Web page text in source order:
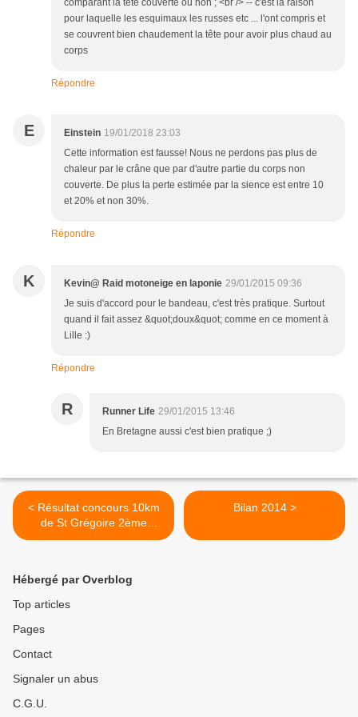
comparant la tête couverte ou non ; <br /> -- c'est la raison
pour laquelle les esquimaux les russes etc ... l'ont compris et
se couvrent bien chaudement la tête pour avoir plus chaud au
corps
Répondre
E Einstein 19/01/2018 23:03
Cette information est fausse! Nous ne perdons pas plus de
chaleur par le crâne que par d'autre partie du corps non
couverte. De plus la perte estimée par la sience est entre 10
et 20% et non 30%.
Répondre
K Kevin@ Raid motoneige en laponie 29/01/2015 09:36
Je suis d'accord pour le bandeau, c'est très pratique. Surtout
quand il fait assez &quot;doux&quot; comme en ce moment à
Lille :)
Répondre
R Runner Life 29/01/2015 13:46
En Bretagne aussi c'est bien pratique ;)
< Résultat concours 10km
de St Grégoire 2ème
chance
Bilan 2014 >
Hébergé par Overblog
Top articles
Pages
Contact
Signaler un abus
C.G.U.